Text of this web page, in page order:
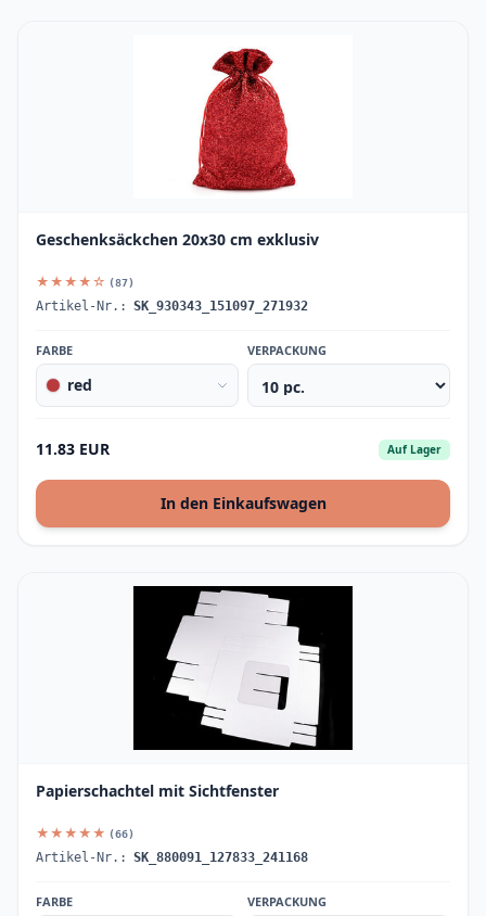
Geschenksäckchen 20x30 cm exklusiv
★★★★☆ (87)
Artikel-Nr.: SK_930343_151097_271932
FARBE
red
VERPACKUNG
11.83 EUR Auf Lager
In den Einkaufswagen
Papierschachtel mit Sichtfenster
★★★★★ (66)
Artikel-Nr.: SK_880091_127833_241168
FARBE VERPACKUNG